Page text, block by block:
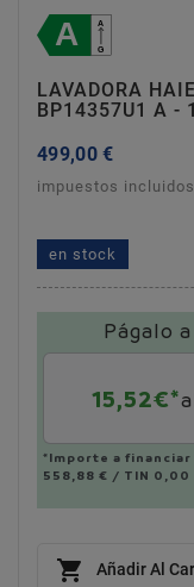
LAVADORA
BP14357U1 A -
499,00 €
impuestos incluidos
- 1400rpm
en stock
Págalo
15,52€*
*Importe a financiar
558,88 € / TIN 0,00
 Añadir Al